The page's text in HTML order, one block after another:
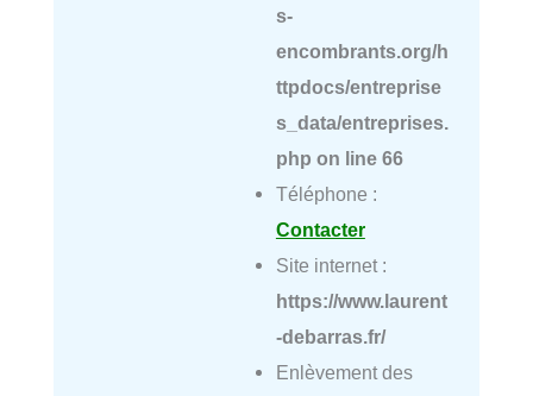
s-
encombrants.org/h
ttpdocs/entreprise
s_data/entreprises.
php on line 66
Téléphone :
Contacter
Site internet :
https://www.laurent
-debarras.fr/
Enlèvement des